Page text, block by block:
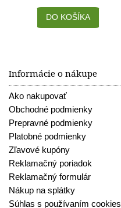
DO KOŠÍKA
Informácie o nákupe
Ako nakupovať
Obchodné podmienky
Prepravné podmienky
Platobné podmienky
Zľavové kupóny
Reklamačný poriadok
Reklamačný formulár
Nákup na splátky
Súhlas s používaním cookies